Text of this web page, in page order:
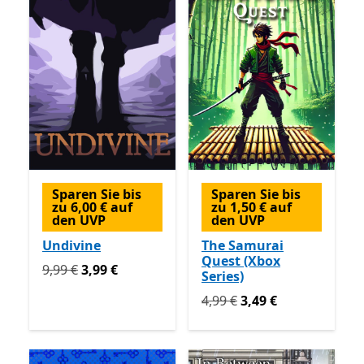
Sparen Sie bis
zu 6,00 € auf
den UVP
Undivine
Ursprünglich 9,99 € jetzt 3,99 €
9,99 €3,99 €
Sparen Sie bis
zu 1,50 € auf
den UVP
The Samurai
Quest (Xbox
Series)
Ursprünglich 4,99 € jetzt
4,99 €3,49 €